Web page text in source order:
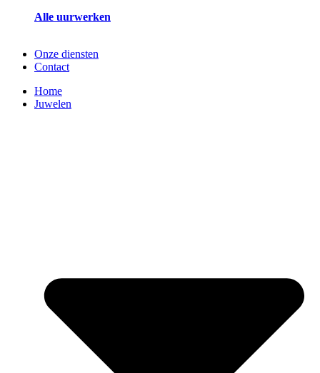
Alle uurwerken
Onze diensten
Contact
Home
Juwelen